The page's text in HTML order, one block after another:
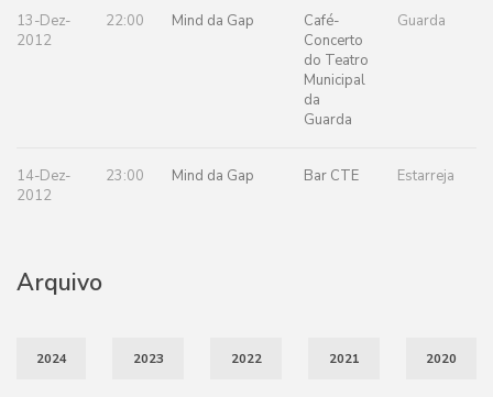
13-Dez-
2012
22:00 Mind da Gap
Café-
Concerto
do Teatro
Municipal
da
Guarda
Guarda
14-Dez-
2012
23:00 Mind da Gap Bar CTE Estarreja
Arquivo
2024 2023 2022 2021 2020